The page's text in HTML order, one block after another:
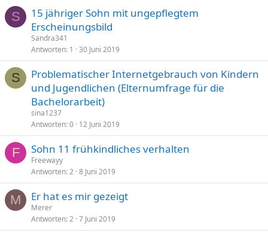
S
15 jähriger Sohn mit ungepflegtem
Erscheinungsbild
Sandra341
Antworten 1 30 Juni 2019
S
Problematischer Internetgebrauch von Kindern
und Jugendlichen (Elternumfrage für die
Bachelorarbeit)
sina1237
Antworten 0 12 Juni 2019
F Sohn 11 frühkindliches verhalten
Freewayy
Antworten 2 8 Juni 2019
M Er hat es mir gezeigt
Merer
Antworten 2 7 Juni 2019